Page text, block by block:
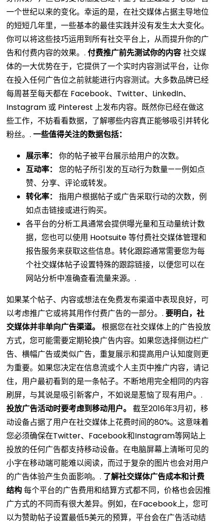
一个世纪以来的变化。幸运的是，在社交媒体占据主导地位
的短短几年里，一些基本的最佳实践并没有发生太大变化。
你可以将这些技巧运用到所有社交平台上，从而提升你的广
告和付费内容的效果。.付费推广前先测试你的内容社交媒
体的一大优势在于，它提供了一个实时内容测试平台，让你
在投入任何广告位之前就能进行内容测试。大多数品牌已经
每周甚至每天都在 Facebook、Twitter、LinkedIn、
Instagram 或 Pinterest 上发布内容。既然你已经在做这
些工作，不妨看看数据，了解哪些内容真正能够吸引并转化
粉丝。.一些值得关注的数据包括：
展示率：
你的帖子被平台展示给用户的次数。
互动率：
您的帖子所引发的互动行为数量——例如点
赞、分享、评论或转发。
转化率：
指用户根据帖子或广告采取行动的次数，例
如点击链接或进行购买。
各平台的分析工具通常会提供曝光量和互动量统计数
据，您也可以使用 Hootsuite 等付费社交媒体管理和
报告服务来获取这些信息。转化跟踪通常需要您为每
个社交媒体帖子设置特殊的跟踪链接，以便您可以在
网站分析中准确查看流量来源。.
如果某个帖子、内容或想法在免费发布渠道中表现良好，可
以考虑推广它或将其用作付费广告的一部分。.要明白，社
交媒体并非单向广告渠道。 根据您在社交媒体上的广告投放
方式，您可能需要定期轮换广告内容。如果您选择侧边栏广
告、横幅广告或类似广告，重复展示和提高用户认知度则更
为重要。如果您决定在信息流或个人主页中推广内容，请记
住，用户最初看到的是一条帖子。不断地用完全相同的内容
刷屏，与其说是吸引新客户，不如说是惹恼了现有用户。.
投放广告活动时要考虑到移动用户。 截至2016年3月初，移
动设备占据了用户在社交媒体上花费时间的80%。这意味着
您必须确保在Twitter、Facebook和Instagram等网站上
投放的任何广告都支持移动设备。在电脑屏幕上清晰可见的
小字在移动端可能难以阅读，而过于复杂的图片也会对用户
的广告体验产生负面影响。. 了解社交媒体广告成本和计费
结构每个平台的广告费用和结算方式都不同，价格也会因推
广方式的不同而有很大差异。例如，在Facebook上，您可
以为赞助帖子设置最低5美元的预算，平台会在广告活动结